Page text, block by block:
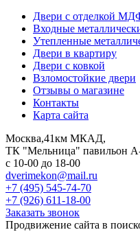
Двери с отделкой
Входные
Утепленные
Двери в квартиру
Двери с ковкой
Взломостойкие двери
Отзывы о магазине
Контакты
Карта сайта
Москва,41км МКАД,
ТК "Мельница" павильон
с 10-00 до 18-00
dverimekon@mail.ru
+7 (495) 545-74-70
+7 (926) 611-18-00
Заказать звонок
Продвижение сайта в